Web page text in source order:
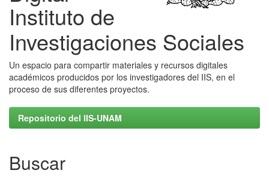
Instituto de
Investigaciones Sociales
Un espacio para compartir materiales y recursos digitales
académicos producidos por los investigadores del IIS, en el
proceso de sus diferentes proyectos.
Repositorio del IIS-UNAM
Buscar